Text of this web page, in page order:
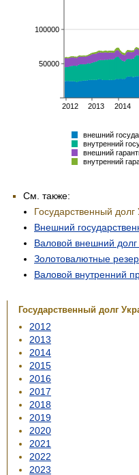
См. также:
Государственный долг
Внешний
Валовой внешний
Золотовалютные
Валовой внутренний
Государственный долг
2012
2013
2014
2015
2016
2017
2018
2019
2020
2021
2022
2023